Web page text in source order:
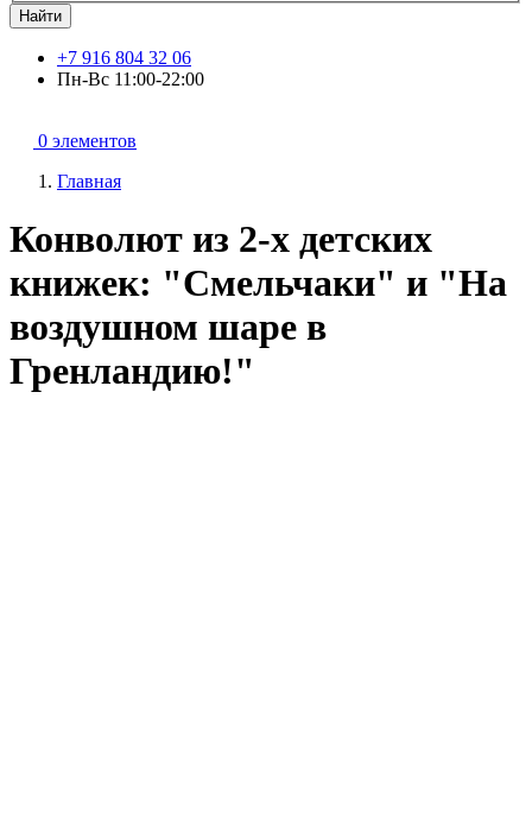
Найти
+7 916 804 32 06
Пн-Вс 11:00-22:00
0 элементов
Главная
Конволют из 2-х детских
книжек: "Смельчаки" и "На
воздушном шаре в
Гренландию!"